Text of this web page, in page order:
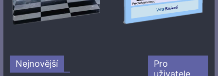
Nejnovější
Pro
uživatele